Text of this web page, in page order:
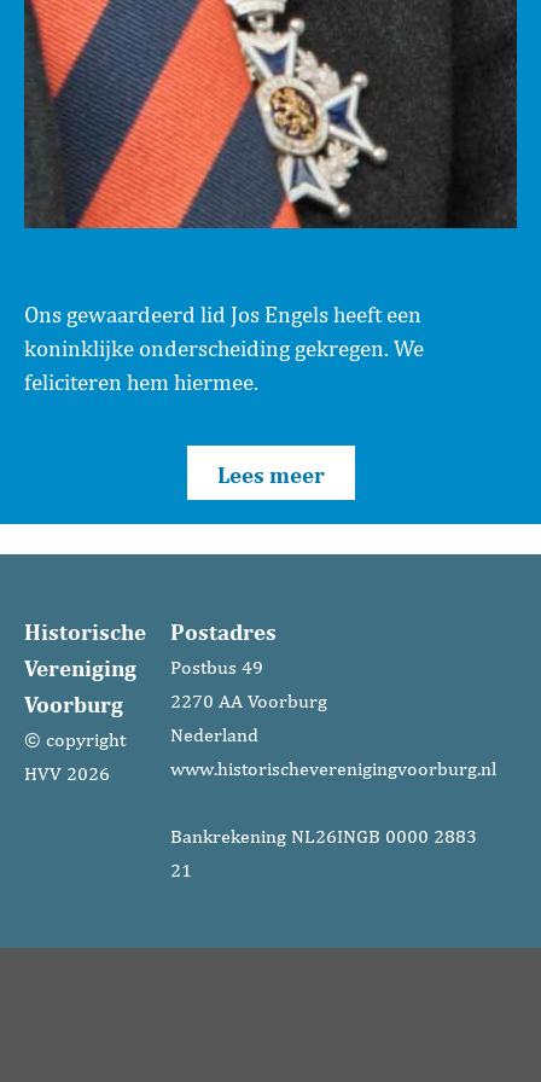
Ons gewaardeerd lid Jos Engels heeft een
koninklijke onderscheiding gekregen. We
feliciteren hem hiermee.
Lees meer
Historische
Vereniging
Voorburg
© copyright
HVV 2026
Postadres
Postbus 49
2270 AA Voorburg
Nederland
www.historischeverenigingvoorburg.nl
Bankrekening NL26INGB 0000 2883
21